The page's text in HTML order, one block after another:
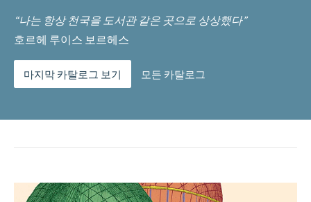
“나는 항상 천국을 도서관 같은 곳으로 상상했다”
호르헤 루이스 보르헤스
마지막 카탈로그 보기 모든 카탈로그